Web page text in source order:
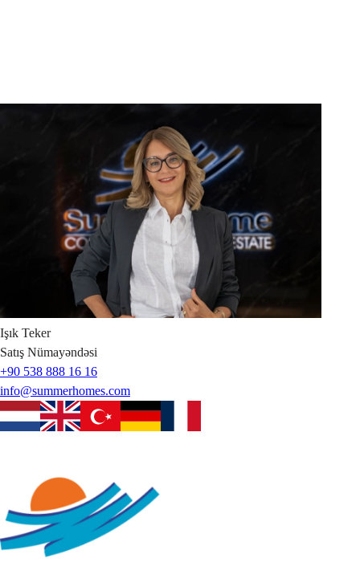
Işık Teker
Satış Nümayəndəsi
+90 538 888 16 16
info@summerhomes.com